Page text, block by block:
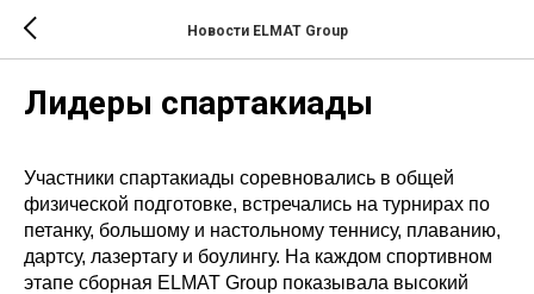
Новости ELMAT Group
Лидеры спартакиады
Участники спартакиады соревновались в общей
физической подготовке, встречались на турнирах по
петанку, большому и настольному теннису, плаванию,
дартсу, лазертагу и боулингу. На каждом спортивном
этапе сборная ELMAT Group показывала высокий